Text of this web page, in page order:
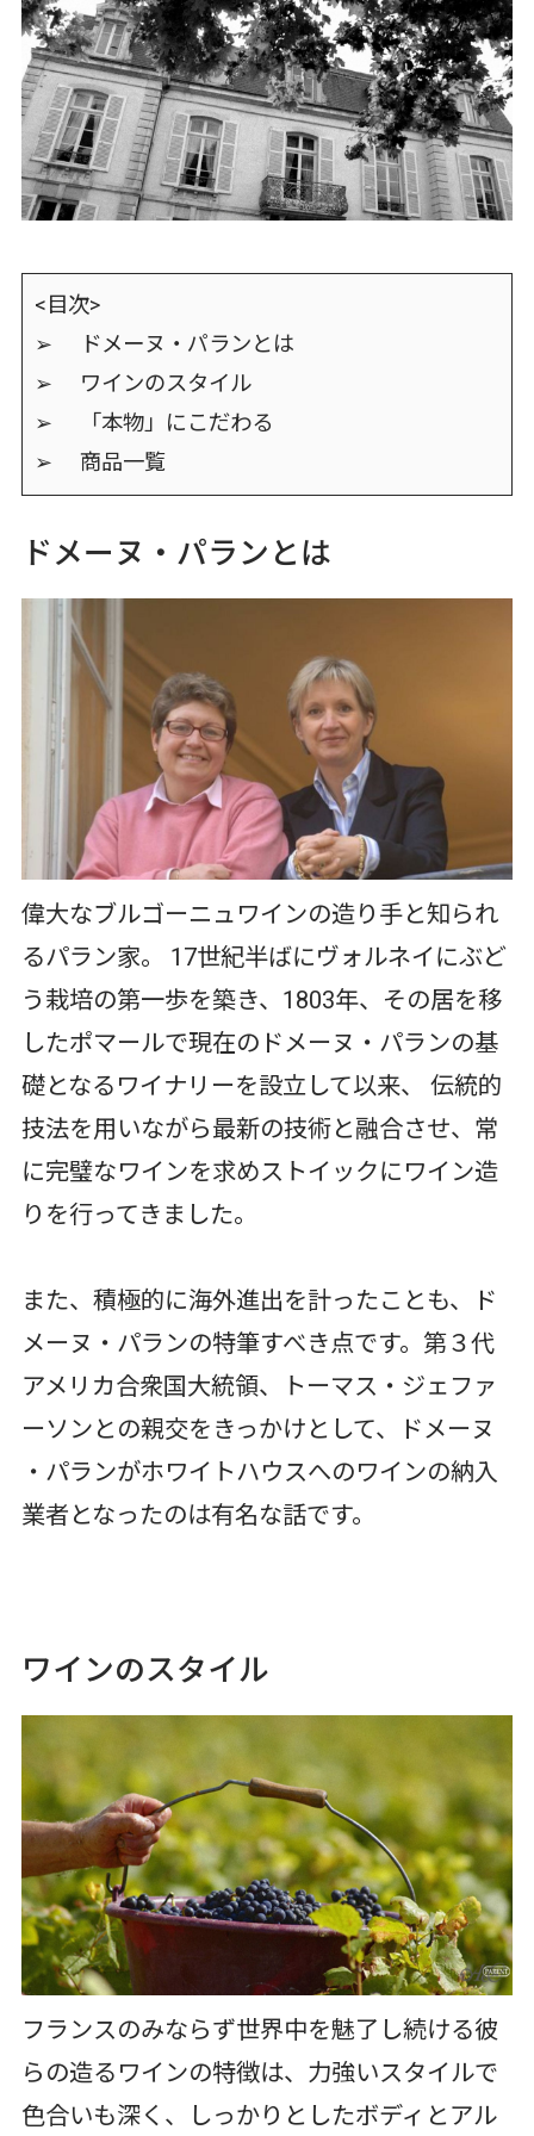
<目次>
➢ ドメーヌ・パランとは
➢ ワインのスタイル
➢ 「本物」にこだわる
➢ 商品一覧
ドメーヌ・パランとは
偉大なブルゴーニュワインの造り手と知られ
るパラン家。 17世紀半ばにヴォルネイにぶど
う栽培の第一歩を築き、1803年、その居を移
したポマールで現在のドメーヌ・パランの基
礎となるワイナリーを設立して以来、 伝統的
技法を用いながら最新の技術と融合させ、常
に完璧なワインを求めストイックにワイン造
りを行ってきました。
また、積極的に海外進出を計ったことも、ド
メーヌ・パランの特筆すべき点です。第３代
アメリカ合衆国大統領、トーマス・ジェファ
ーソンとの親交をきっかけとして、ドメーヌ
・パランがホワイトハウスへのワインの納入
業者となったのは有名な話です。
ワインのスタイル
フランスのみならず世界中を魅了し続ける彼
らの造るワインの特徴は、力強いスタイルで
色合いも深く、しっかりとしたボディとアル